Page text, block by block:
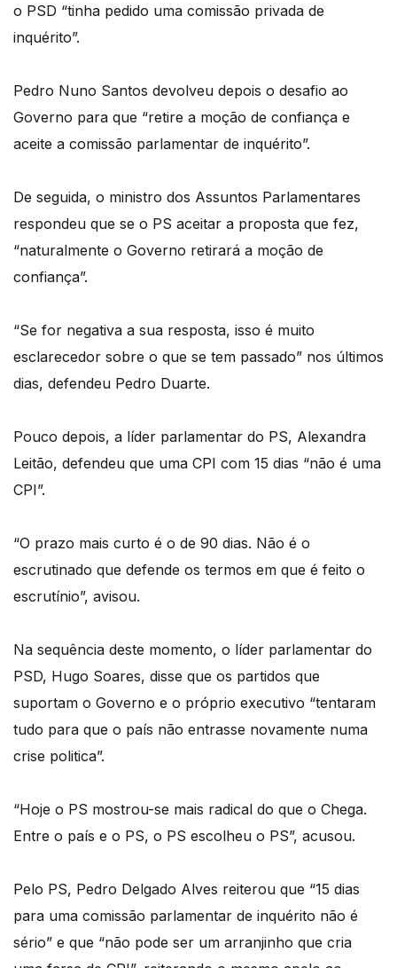
o PSD “tinha pedido uma comissão privada de
inquérito”.
Pedro Nuno Santos devolveu depois o desafio ao
Governo para que “retire a moção de confiança e
aceite a comissão parlamentar de inquérito”.
De seguida, o ministro dos Assuntos Parlamentares
respondeu que se o PS aceitar a proposta que fez,
“naturalmente o Governo retirará a moção de
confiança”.
“Se for negativa a sua resposta, isso é muito
esclarecedor sobre o que se tem passado” nos últimos
dias, defendeu Pedro Duarte.
Pouco depois, a líder parlamentar do PS, Alexandra
Leitão, defendeu que uma CPI com 15 dias “não é uma
CPI”.
“O prazo mais curto é o de 90 dias. Não é o
escrutinado que defende os termos em que é feito o
escrutínio”, avisou.
Na sequência deste momento, o líder parlamentar do
PSD, Hugo Soares, disse que os partidos que
suportam o Governo e o próprio executivo “tentaram
tudo para que o país não entrasse novamente numa
crise politica”.
“Hoje o PS mostrou-se mais radical do que o Chega.
Entre o país e o PS, o PS escolheu o PS”, acusou.
Pelo PS, Pedro Delgado Alves reiterou que “15 dias
para uma comissão parlamentar de inquérito não é
sério” e que “não pode ser um arranjinho que cria